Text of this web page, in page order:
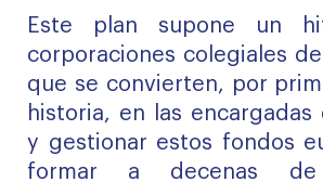
Este plan supone un
corporaciones colegiales
que se convierten, por
historia, en las
y gestionar estos fondos
formar a decenas